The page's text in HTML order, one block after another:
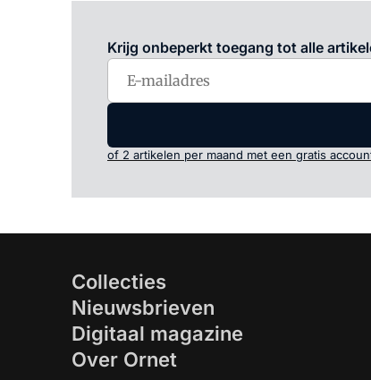
Krijg onbeperkt toegang tot alle
of 2 artikelen per maand met een gratis
Collecties
Nieuwsbrieven
Digitaal magazine
Over Ornet